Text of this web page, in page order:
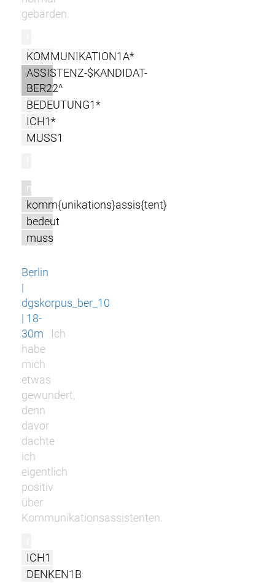
gebärden.
KOMMUNIKATION1A*
ASSISTENZ-$KANDIDAT-
BER22^
BEDEUTUNG1*
ICH1*
MUSS1
m
komm{unikations}assis{tent}
bedeut
muss
Berlin
|
dgskorpus_ber_10
| 18-
30m
Ich
habe
mich
etwas
gewundert,
denn
davor
dachte
ich
eigentlich
positiv
über
Kommunikationsassistenten.
ICH1
DENKEN1B